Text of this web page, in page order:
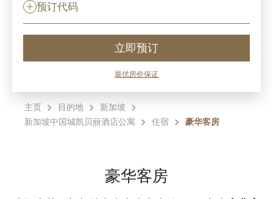
预订代码
立即预订
最优房价保证
主页 目的地
新加坡
新加坡中国城凯贝丽酒店公寓
住宿 豪华客房
豪华客房